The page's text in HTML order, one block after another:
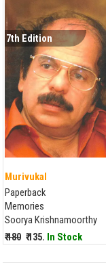
7th Edition
Murivukal
Paperback
Memories
Soorya Krishnamoorthy
₹ 180 ₹ 135. In Stock